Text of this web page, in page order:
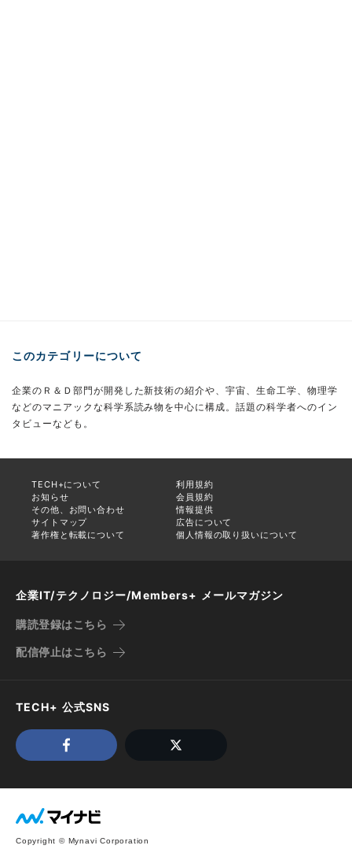
このカテゴリーについて
企業のＲ＆Ｄ部門が開発した新技術の紹介や、宇宙、生命工学、物理学
などのマニアックな科学系読み物を中心に構成。話題の科学者へのイン
タビューなども。
TECH+について
利用規約
お知らせ
会員規約
その他、お問い合わせ
情報提供
サイトマップ
広告について
著作権と転載について
個人情報の取り扱いについて
企業IT/テクノロジー/Members+ メールマガジン
購読登録はこちら
配信停止はこちら
TECH+ 公式SNS
Copyright © Mynavi Corporation